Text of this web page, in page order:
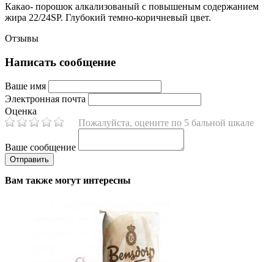
Какао- порошок алкализованый с повышеным содержанием
жира 22/24SP. Глубокий темно-коричневый цвет.
Отзывы
Написать сообщение
Ваше имя
Электронная почта
Оценка
Пожалуйста, оцените по 5 бальной шкале
Ваше сообщение
Вам также могут интересны